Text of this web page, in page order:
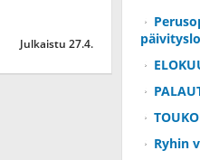
Julkaistu 27.4.
Ryhin